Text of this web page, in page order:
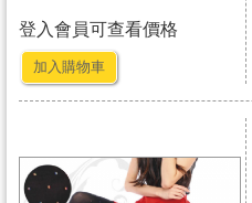
登入會員可查看價格
加入購物車